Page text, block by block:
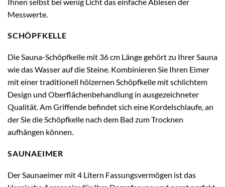
Messwerte.
SCHÖPFKELLE
Die Sauna-Schöpfkelle mit 36 cm Länge gehört zu Ihrer Sauna
wie das Wasser auf die Steine. Kombinieren Sie Ihren Eimer
mit einer traditionell hölzernen Schöpfkelle mit schlichtem
Design und Oberflächenbehandlung in ausgezeichneter
Qualität. Am Griffende befindet sich eine Kordelschlaufe, an
der Sie die Schöpfkelle nach dem Bad zum Trocknen
aufhängen können.
SAUNAEIMER
Der Saunaeimer mit 4 Litern Fassungsvermögen ist das